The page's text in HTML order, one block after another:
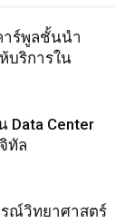
าร์พูลชั้นนำ
บริการใน
Data Center
ทัล
รณ์วิทยาศาสตร์